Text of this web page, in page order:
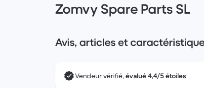
Zomvy Spare Parts SL
Avis, articles et
Vendeur vérifié,évalué 4,4/5 étoiles